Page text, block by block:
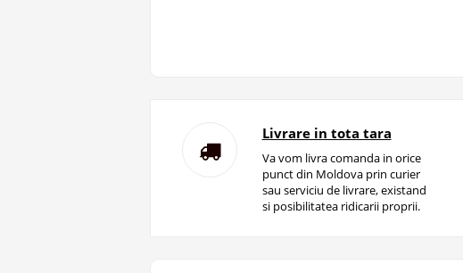
Livrare in tota tara
Va vom livra comanda in orice
punct din Moldova prin curier
sau serviciu de livrare, existand
si posibilitatea ridicarii proprii.